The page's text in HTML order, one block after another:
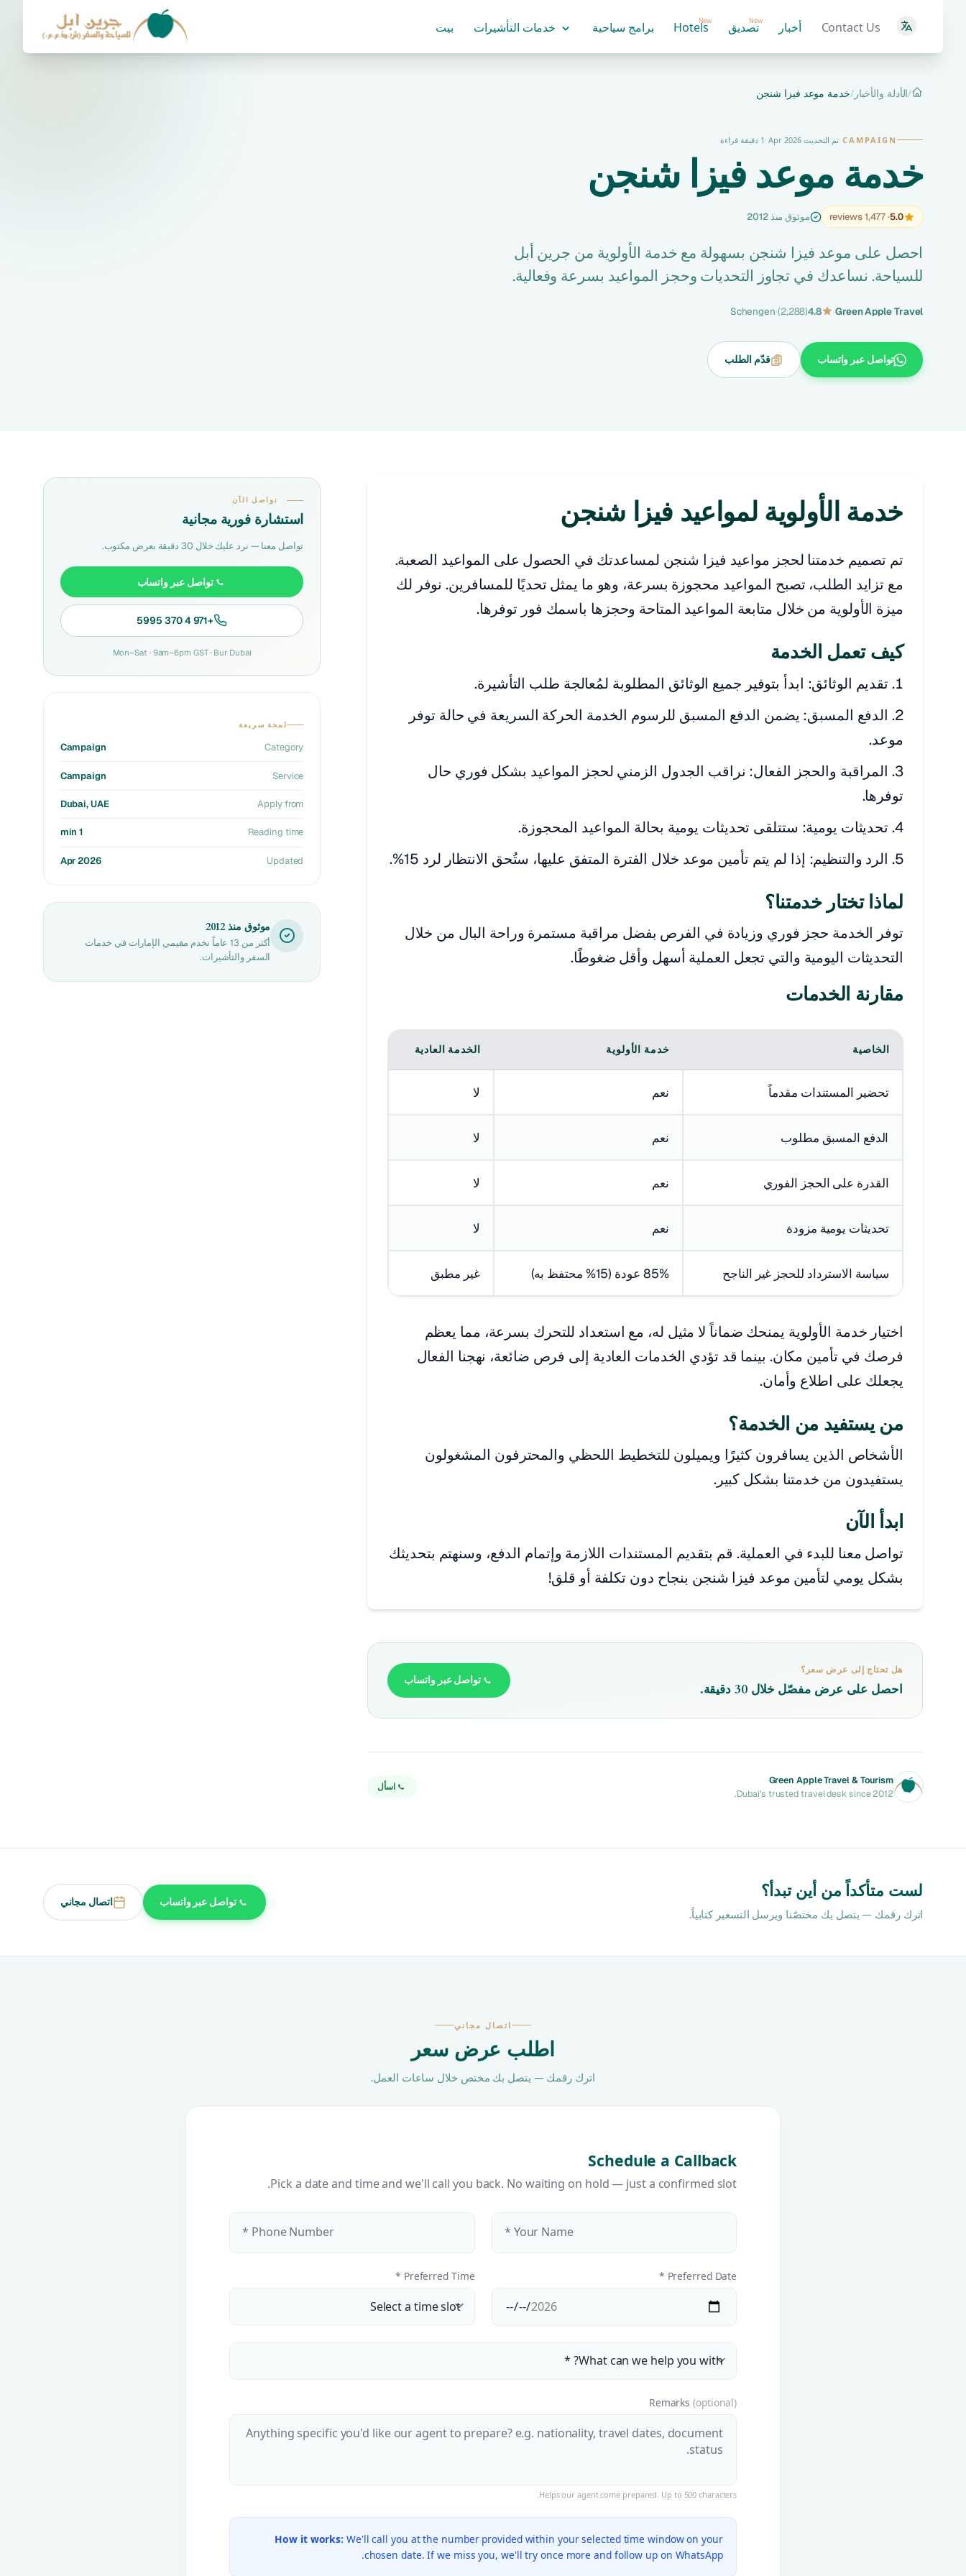
بيت خدمات التأشيرات برامج سياحية Hotels
New تصديق
New أخبار Contact Us
الرئيسية
/الأدلة والأخبار/خدمة موعد فيزا شنجن
CAMPAIGN
·تم التحديث Apr 2026 · 1 دقيقة قراءة
خدمة موعد فيزا شنجن
5.0
· 1,477 reviews موثوق منذ 2012
احصل على موعد فيزا شنجن بسهولة مع خدمة الأولوية من جرين أبل
للسياحة. نساعدك في تجاوز التحديات وحجز المواعيد بسرعة وفعالية.
Green Apple Travel
·
4.8
(2,288)
·
Schengen
تواصل عبر واتساب قدّم الطلب
خدمة الأولوية لمواعيد فيزا شنجن
تم تصميم خدمتنا لحجز مواعيد فيزا شنجن لمساعدتك في الحصول على المواعيد الصعبة.
مع تزايد الطلب، تصبح المواعيد محجوزة بسرعة، وهو ما يمثل تحديًا للمسافرين. نوفر لك
ميزة الأولوية من خلال متابعة المواعيد المتاحة وحجزها باسمك فور توفرها.
كيف تعمل الخدمة
تقديم الوثائق: ابدأ بتوفير جميع الوثائق المطلوبة لمُعالجة طلب التأشيرة.
الدفع المسبق: يضمن الدفع المسبق للرسوم الخدمة الحركة السريعة في حالة توفر
موعد.
المراقبة والحجز الفعال: نراقب الجدول الزمني لحجز المواعيد بشكل فوري حال
توفرها.
تحديثات يومية: ستتلقى تحديثات يومية بحالة المواعيد المحجوزة.
الرد والتنظيم: إذا لم يتم تأمين موعد خلال الفترة المتفق عليها، ستُحق الانتظار لرد 15%.
لماذا تختار خدمتنا؟
توفر الخدمة حجز فوري وزيادة في الفرص بفضل مراقبة مستمرة وراحة البال من خلال
التحديثات اليومية والتي تجعل العملية أسهل وأقل ضغوطًا.
مقارنة الخدمات
الخاصية خدمة الأولوية الخدمة العادية
تحضير المستندات مقدماً نعم لا
الدفع المسبق مطلوب نعم لا
القدرة على الحجز الفوري نعم لا
تحديثات يومية مزودة نعم لا
سياسة الاسترداد للحجز غير الناجح 85% عودة (15% محتفظ به) غير مطبق
اختيار خدمة الأولوية يمنحك ضماناً لا مثيل له، مع استعداد للتحرك بسرعة، مما يعظم
فرصك في تأمين مكان. بينما قد تؤدي الخدمات العادية إلى فرص ضائعة، نهجنا الفعال
يجعلك على اطلاع وأمان.
من يستفيد من الخدمة؟
الأشخاص الذين يسافرون كثيرًا ويميلون للتخطيط اللحظي والمحترفون المشغولون
يستفيدون من خدمتنا بشكل كبير.
ابدأ الآن
تواصل معنا للبدء في العملية. قم بتقديم المستندات اللازمة وإتمام الدفع، وسنهتم بتحديثك
بشكل يومي لتأمين موعد فيزا شنجن بنجاح دون تكلفة أو قلق!
هل تحتاج إلى عرض سعر؟
احصل على عرض مفصّل خلال 30 دقيقة.
تواصل عبر واتساب
Green Apple Travel & Tourism
Dubai's trusted travel desk since 2012.
اسأل
تواصل الآن
استشارة فورية مجانية
تواصل معنا — نرد عليك خلال 30 دقيقة بعرض مكتوب.
تواصل عبر واتساب
+971 4 370 5995
Mon–Sat · 9am–6pm GST · Bur Dubai
لمحة سريعة
Category
Campaign
Service
Campaign
Apply from
Dubai, UAE
Reading time
1 min
Updated
Apr 2026
موثوق منذ 2012
أكثر من 13 عاماً نخدم مقيمي الإمارات في خدمات
السفر والتأشيرات.
لست متأكداً من أين تبدأ؟
اترك رقمك — يتصل بك مختصّنا ويرسل التسعير كتابياً.
تواصل عبر واتساب اتصال مجاني
اتصال مجاني
اطلب عرض سعر
اترك رقمك — يتصل بك مختص خلال ساعات العمل.
Schedule a Callback
Pick a date and time and we'll call you back. No waiting on hold — just a confirmed slot.
Your Name *
Phone Number *
Preferred Date *
Preferred Time *
Remarks(optional)
Helps our agent come prepared. Up to 500 characters.
How it works: We'll call you at the number provided within your selected time window on your
chosen date. If we miss you, we'll try once more and follow up on WhatsApp.